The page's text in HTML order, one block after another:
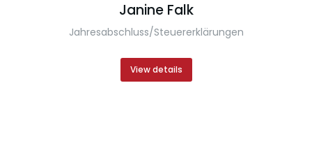
Janine Falk
Jahresabschluss/Steuererklärungen
View details